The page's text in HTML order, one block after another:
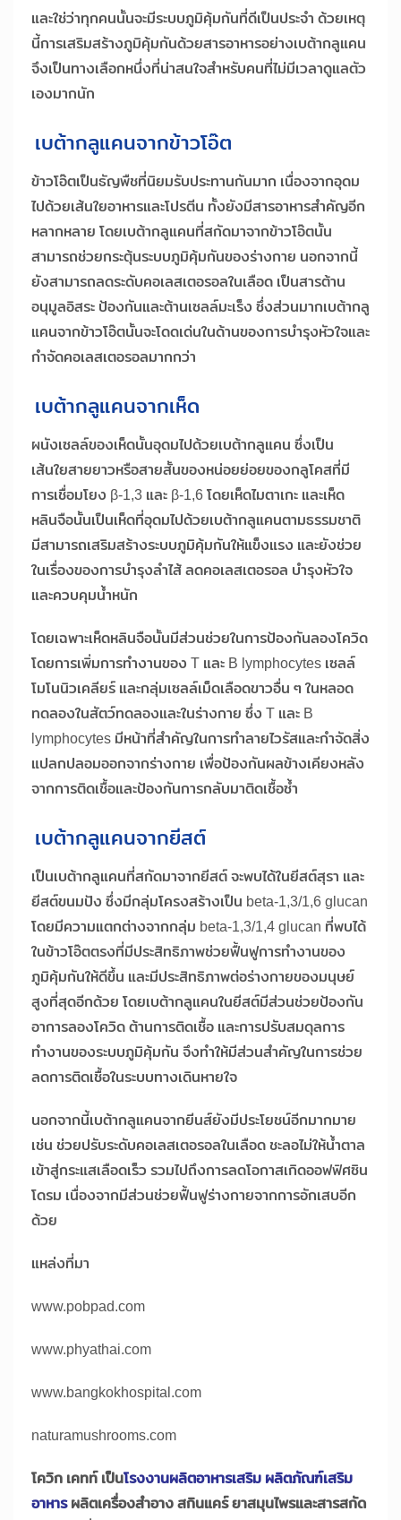
และใช่ว่าทุกคนนั้นจะมีระบบภูมิคุ้มกันที่ดีเป็นประจำ ด้วยเหตุ
นี้การเสริมสร้างภูมิคุ้มกันด้วยสารอาหารอย่างเบต้ากลูแคน
จึงเป็นทางเลือกหนึ่งที่น่าสนใจสำหรับคนที่ไม่มีเวลาดูแลตัว
เองมากนัก
เบต้ากลูแคนจากข้าวโอ๊ต
ข้าวโอ๊ตเป็นธัญพืชที่นิยมรับประทานกันมาก เนื่องจากอุดม
ไปด้วยเส้นใยอาหารและโปรตีน ทั้งยังมีสารอาหารสำคัญอีก
หลากหลาย โดยเบต้ากลูแคนที่สกัดมาจากข้าวโอ๊ตนั้น
สามารถช่วยกระตุ้นระบบภูมิคุ้มกันของร่างกาย นอกจากนี้
ยังสามารถลดระดับคอเลสเตอรอลในเลือด เป็นสารต้าน
อนุมูลอิสระ ป้องกันและต้านเซลล์มะเร็ง ซึ่งส่วนมากเบต้ากลู
แคนจากข้าวโอ๊ตนั้นจะโดดเด่นในด้านของการบำรุงหัวใจและ
กำจัดคอเลสเตอรอลมากกว่า
เบต้ากลูแคนจากเห็ด
ผนังเซลล์ของเห็ดนั้นอุดมไปด้วยเบต้ากลูแคน ซึ่งเป็น
เส้นใยสายยาวหรือสายสั้นของหน่อยย่อยของกลูโคสที่มี
การเชื่อมโยง β-1,3 และ β-1,6 โดยเห็ดไมตาเกะ และเห็ด
หลินจือนั้นเป็นเห็ดที่อุดมไปด้วยเบต้ากลูแคนตามธรรมชาติ
มีสามารถเสริมสร้างระบบภูมิคุ้มกันให้แข็งแรง และยังช่วย
ในเรื่องของการบำรุงลำไส้ ลดคอเลสเตอรอล บำรุงหัวใจ
และควบคุมน้ำหนัก
โดยเฉพาะเห็ดหลินจือนั้นมีส่วนช่วยในการป้องกันลองโควิด
โดยการเพิ่มการทำงานของ T และ B lymphocytes เซลล์
โมโนนิวเคลียร์ และกลุ่มเซลล์เม็ดเลือดขาวอื่น ๆ ในหลอด
ทดลองในสัตว์ทดลองและในร่างกาย ซึ่ง T และ B
lymphocytes มีหน้าที่สำคัญในการทำลายไวรัสและกำจัดสิ่ง
แปลกปลอมออกจากร่างกาย เพื่อป้องกันผลข้างเคียงหลัง
จากการติดเชื้อและป้องกันการกลับมาติดเชื้อซ้ำ
เบต้ากลูแคนจากยีสต์
เป็นเบต้ากลูแคนที่สกัดมาจากยีสต์ จะพบได้ในยีสต์สุรา และ
ยีสต์ขนมปัง ซึ่งมีกลุ่มโครงสร้างเป็น beta-1,3/1,6 glucan
โดยมีความแตกต่างจากกลุ่ม beta-1,3/1,4 glucan ที่พบได้
ในข้าวโอ๊ตตรงที่มีประสิทธิภาพช่วยฟื้นฟูการทำงานของ
ภูมิคุ้มกันให้ดีขึ้น และมีประสิทธิภาพต่อร่างกายของมนุษย์
สูงที่สุดอีกด้วย โดยเบต้ากลูแคนในยีสต์มีส่วนช่วยป้องกัน
อาการลองโควิด ต้านการติดเชื้อ และการปรับสมดุลการ
ทำงานของระบบภูมิคุ้มกัน จึงทำให้มีส่วนสำคัญในการช่วย
ลดการติดเชื้อในระบบทางเดินหายใจ
นอกจากนี้เบต้ากลูแคนจากยีนส์ยังมีประโยชน์อีกมากมาย
เช่น ช่วยปรับระดับคอเลสเตอรอลในเลือด ชะลอไม่ให้น้ำตาล
เข้าสู่กระแสเลือดเร็ว รวมไปถึงการลดโอกาสเกิดออฟฟิศซิน
โดรม เนื่องจากมีส่วนช่วยฟื้นฟูร่างกายจากการอักเสบอีก
ด้วย
แหล่งที่มา
www.pobpad.com
www.phyathai.com
www.bangkokhospital.com
naturamushrooms.com
โควิก เคทท์ เป็นโรงงานผลิตอาหารเสริม ผลิตภัณฑ์เสริม
อาหารผลิตเครื่องสำอาง สกินแคร์ ยาสมุนไพรและสารสกัด